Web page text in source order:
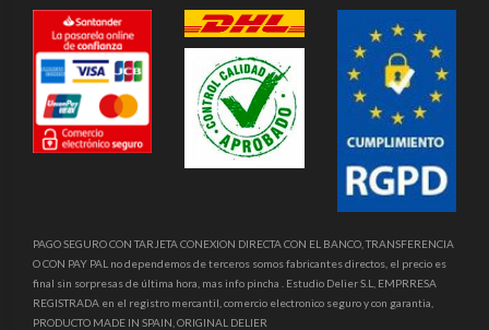
PAGO SEGURO CON TARJETA CONEXION DIRECTA CON EL BANCO, TRANSFERENCIA
O CON PAY PAL no dependemos de terceros somos fabricantes directos, el precio es
final sin sorpresas de última hora, mas info pincha . Estudio Delier S.L, EMPRRESA
REGISTRADA en el registro mercantil, comercio electronico seguro y con garantia,
PRODUCTO MADE IN SPAIN, ORIGINAL DELIER